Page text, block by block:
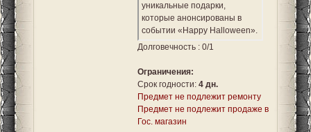
уникальные подарки,
которые анонсированы в
событии «Happy Halloween».
Долговечность : 0/1
Ограничения:
Срок годности: 4 дн.
Предмет не подлежит ремонту
Предмет не подлежит продаже в
Гос. магазин